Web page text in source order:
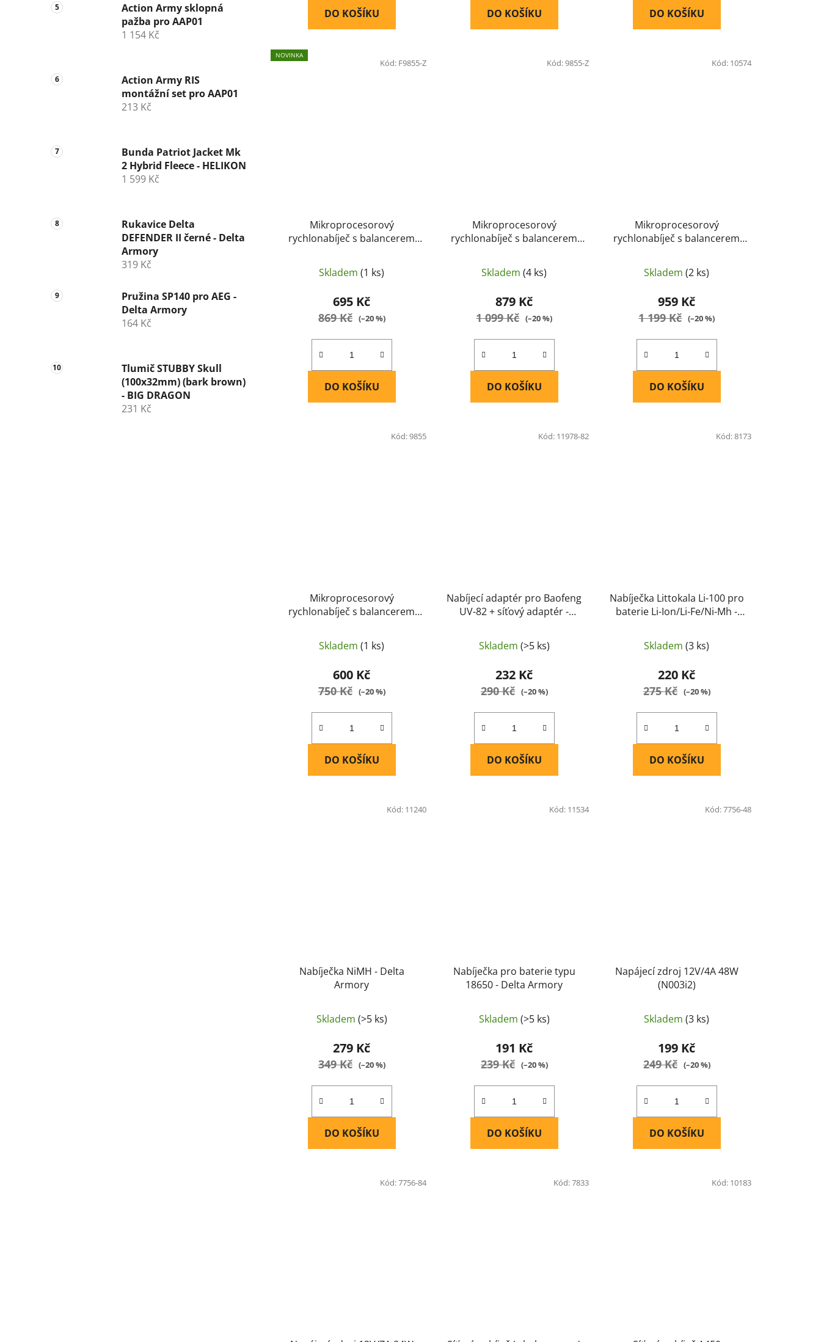
Action Army sklopná
pažba pro AAP01
1 154 Kč
Action Army RIS
montážní set pro AAP01
213 Kč
Bunda Patriot Jacket Mk
2 Hybrid Fleece - HELIKON
1 599 Kč
Rukavice Delta
DEFENDER II černé - Delta
Armory
319 Kč
Pružina SP140 pro AEG -
Delta Armory
164 Kč
Tlumič STUBBY Skull
(100x32mm) (bark brown)
- BIG DRAGON
231 Kč
DO KOŠÍKU DO KOŠÍKU DO KOŠÍKU
NOVINKA
Mikroprocesorový
rychlonabíječ s balancerem
zdroje - IMAX
Skladem(1 ks)
695 Kč
869 Kč (–20 %)
DO KOŠÍKU
Kód: F9855-Z
Mikroprocesorový
rychlonabíječ s balancerem
zdroje - IMAX
Skladem(4 ks)
879 Kč
1 099 Kč (–20 %)
DO KOŠÍKU
Kód:9855-Z
Mikroprocesorový
rychlonabíječ s balancerem
zdroje - IMAX
Skladem(2 ks)
959 Kč
1 199 Kč (–20 %)
DO KOŠÍKU
Kód: 10574
Mikroprocesorový
rychlonabíječ s balancerem
Skladem(1 ks)
600 Kč
750 Kč (–20 %)
DO KOŠÍKU
Kód:9855
Nabíjecí adaptér pro Baofeng
UV-82 + síťový adaptér -
Skladem (>5 ks)
232 Kč
290 Kč (–20 %)
DO KOŠÍKU
Kód: 11978-82
Nabíječka Littokala Li-100 pro
baterie Li-Ion/Li-Fe/Ni-Mh -
Skladem(3 ks)
220 Kč
275 Kč (–20 %)
DO KOŠÍKU
Kód:8173
Nabíječka NiMH - Delta
Armory
Skladem (>5 ks)
279 Kč
349 Kč (–20 %)
DO KOŠÍKU
Kód: 11240
Nabíječka pro baterie typu
18650 - Delta Armory
Skladem (>5 ks)
191 Kč
239 Kč (–20 %)
DO KOŠÍKU
Kód: 11534
Napájecí zdroj 12V/4A 48W
(N003i2)
Skladem(3 ks)
199 Kč
249 Kč (–20 %)
DO KOŠÍKU
Kód:7756-48
Kód:7756-84 Kód:7833 Kód: 10183